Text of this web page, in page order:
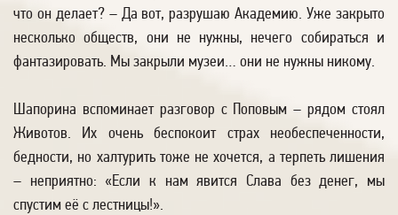
что он делает? – Да вот, разрушаю Академию. Уже закрыто
несколько обществ, они не нужны, нечего собираться и
фантазировать. Мы закрыли музеи… они не нужны никому.
Шапорина вспоминает разговор с Поповым – рядом стоял
Животов. Их очень беспокоит страх необеспеченности,
бедности, но халтурить тоже не хочется, а терпеть лишения
– неприятно: «Если к нам явится Слава без денег, мы
спустим её с лестницы!».